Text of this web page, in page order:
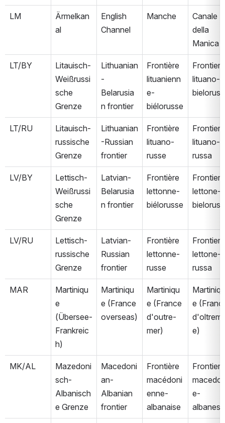
LM
Ärmelkan
al
English
Channel
Manche
Canale
della
Manica
LT/BY
Litauisch-
Weißrussi
sche
Grenze
Lithuanian
-
Belarusia
n frontier
Frontière
lituanienn
e-
biélorusse
Frontiera
lituano-
LT/RU
Litauisch-
russische
Grenze
Lithuanian
-Russian
frontier
Frontière
lituano-
russe
Frontiera
lituano-
russa
LV/BY
Lettisch-
Weißrussi
sche
Grenze
Latvian-
Belarusia
n frontier
Frontière
lettonne-
biélorusse
Frontiera
lettone-
LV/RU
Lettisch-
russische
Grenze
Latvian-
Russian
frontier
Frontière
lettonne-
russe
Frontiera
lettone-
russa
MAR
Martiniqu
e
(Übersee-
Frankreic
h)
Martiniqu
e (France
overseas)
Martiniqu
e (France
d'outre-
mer)
Martiniqu
e
e)
MK/AL
Mazedoni
sch-
Albanisch
e Grenze
Macedoni
an-
Albanian
frontier
Frontière
macédoni
enne-
albanaise
Frontiera
e-
albanese